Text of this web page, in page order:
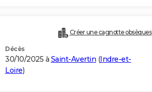
Créer une cagnotte obsèques
Décès
30/10/2025 à Saint-Avertin (Indre-et-
Loire)